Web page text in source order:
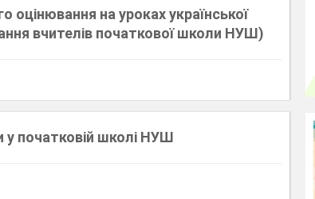
оцінювання на уроках української
вчителів початкової школи НУШ)
у початковій школі НУШ